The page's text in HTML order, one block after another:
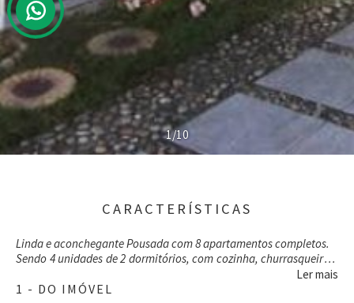
1/10
CARACTERÍSTICAS
Linda e aconchegante Pousada com 8 apartamentos completos.
Sendo 4 unidades de 2 dormitórios, com cozinha, churrasqueira e
4 unidades de 1 dormitório, com cozinha completa, roupa de
Ler mais
1 - DO IMÓVEL